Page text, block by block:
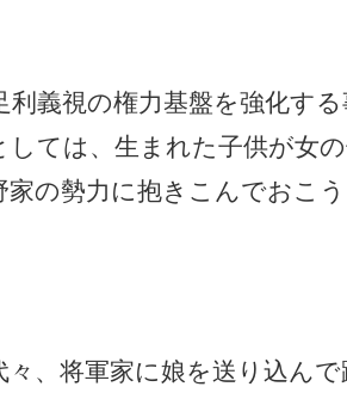
利義視の権力基盤を強化す
しては、生まれた子供が女
家の勢力に抱きこんでおこ
々、将軍家に娘を送り込ん